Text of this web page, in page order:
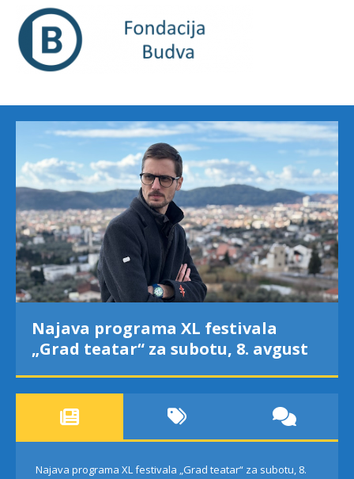
Najava programa XL festivala
„Grad teatar“ za subotu, 8. avgust
Najava programa XL festivala „Grad teatar“ za subotu, 8.